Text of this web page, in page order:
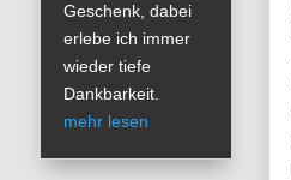
Geschenk, dabei
erlebe ich immer
wieder tiefe
Dankbarkeit.
mehr lesen